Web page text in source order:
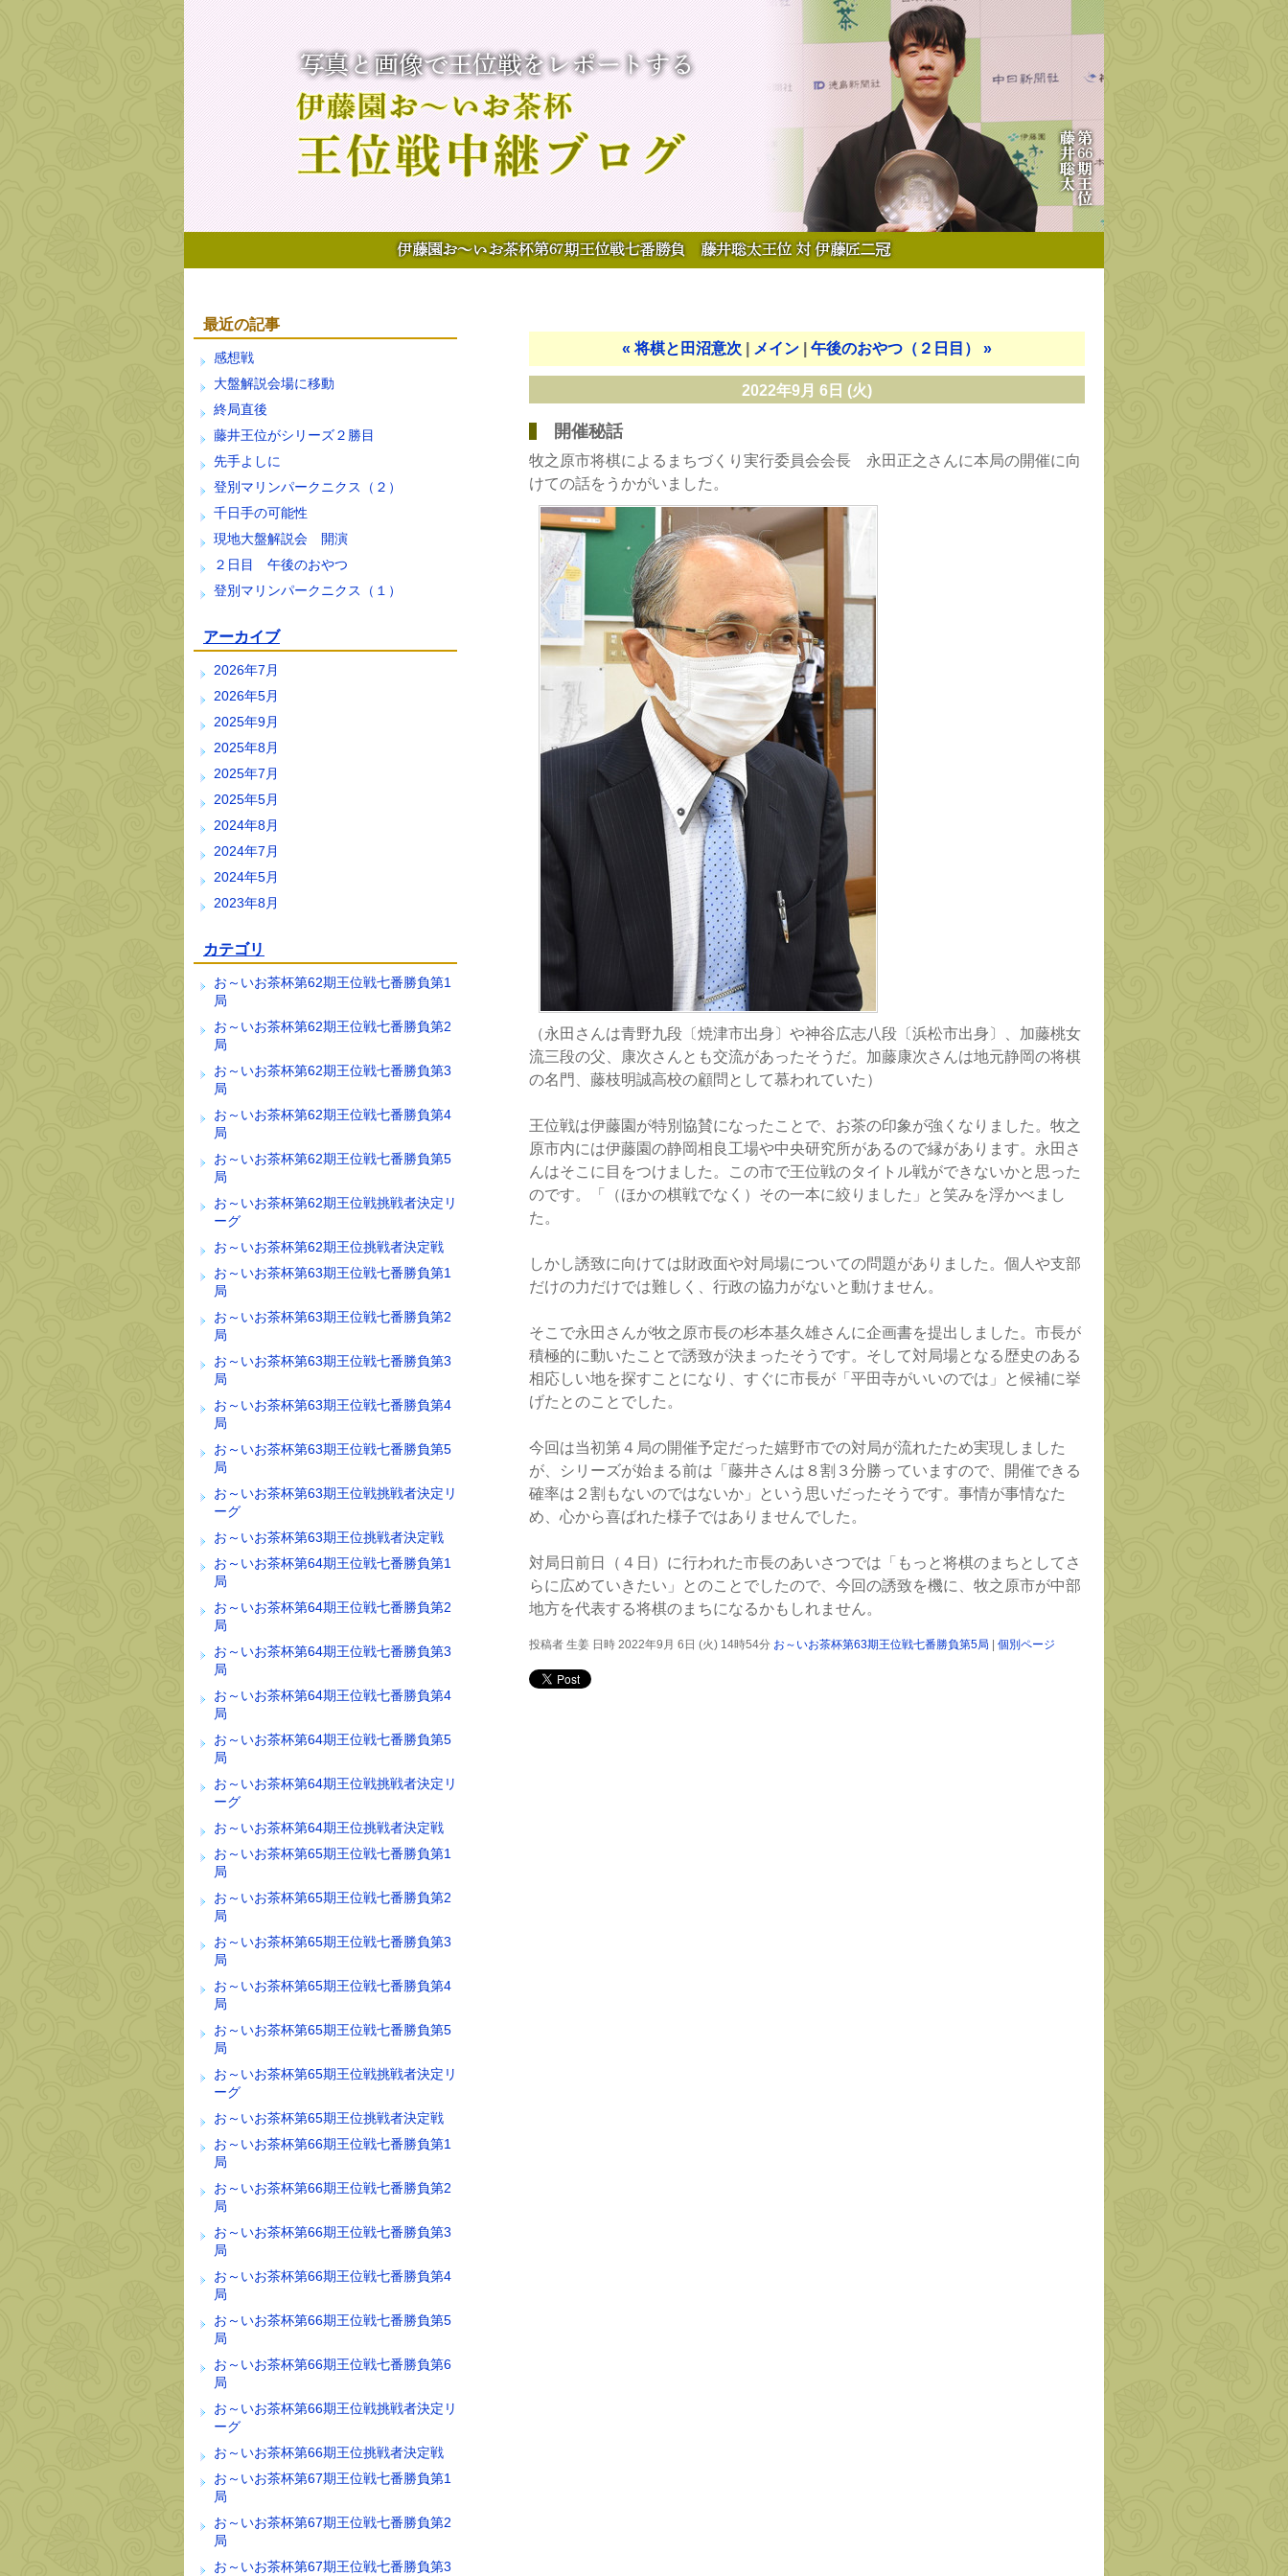
最近の記事
感想戦
大盤解説会場に移動
終局直後
藤井王位がシリーズ２勝目
先手よしに
登別マリンパークニクス（２）
千日手の可能性
現地大盤解説会 開演
２日目 午後のおやつ
登別マリンパークニクス（１）
アーカイブ
2026年7月
2026年5月
2025年9月
2025年8月
2025年7月
2025年5月
2024年8月
2024年7月
2024年5月
2023年8月
カテゴリ
お～いお茶杯第62期王位戦七番勝負第1
局
お～いお茶杯第62期王位戦七番勝負第2
局
お～いお茶杯第62期王位戦七番勝負第3
局
お～いお茶杯第62期王位戦七番勝負第4
局
お～いお茶杯第62期王位戦七番勝負第5
局
お～いお茶杯第62期王位戦挑戦者決定リ
ーグ
お～いお茶杯第62期王位挑戦者決定戦
お～いお茶杯第63期王位戦七番勝負第1
局
お～いお茶杯第63期王位戦七番勝負第2
局
お～いお茶杯第63期王位戦七番勝負第3
局
お～いお茶杯第63期王位戦七番勝負第4
局
お～いお茶杯第63期王位戦七番勝負第5
局
お～いお茶杯第63期王位戦挑戦者決定リ
ーグ
お～いお茶杯第63期王位挑戦者決定戦
お～いお茶杯第64期王位戦七番勝負第1
局
お～いお茶杯第64期王位戦七番勝負第2
局
お～いお茶杯第64期王位戦七番勝負第3
局
お～いお茶杯第64期王位戦七番勝負第4
局
お～いお茶杯第64期王位戦七番勝負第5
局
お～いお茶杯第64期王位戦挑戦者決定リ
ーグ
お～いお茶杯第64期王位挑戦者決定戦
お～いお茶杯第65期王位戦七番勝負第1
局
お～いお茶杯第65期王位戦七番勝負第2
局
お～いお茶杯第65期王位戦七番勝負第3
局
お～いお茶杯第65期王位戦七番勝負第4
局
お～いお茶杯第65期王位戦七番勝負第5
局
お～いお茶杯第65期王位戦挑戦者決定リ
ーグ
お～いお茶杯第65期王位挑戦者決定戦
お～いお茶杯第66期王位戦七番勝負第1
局
お～いお茶杯第66期王位戦七番勝負第2
局
お～いお茶杯第66期王位戦七番勝負第3
局
お～いお茶杯第66期王位戦七番勝負第4
局
お～いお茶杯第66期王位戦七番勝負第5
局
お～いお茶杯第66期王位戦七番勝負第6
局
お～いお茶杯第66期王位戦挑戦者決定リ
ーグ
お～いお茶杯第66期王位挑戦者決定戦
お～いお茶杯第67期王位戦七番勝負第1
局
お～いお茶杯第67期王位戦七番勝負第2
局
お～いお茶杯第67期王位戦七番勝負第3
« 将棋と田沼意次 メイン 午後のおやつ（２日目） »
2022年9月 6日 (火)
開催秘話
牧之原市将棋によるまちづくり実行委員会会長 永田正之さんに本局の開催に向
けての話をうかがいました。
（永田さんは青野九段〔焼津市出身〕や神谷広志八段〔浜松市出身〕、加藤桃女
流三段の父、康次さんとも交流があったそうだ。加藤康次さんは地元静岡の将棋
の名門、藤枝明誠高校の顧問として慕われていた）
王位戦は伊藤園が特別協賛になったことで、お茶の印象が強くなりました。牧之
原市内には伊藤園の静岡相良工場や中央研究所があるので縁があります。永田さ
んはそこに目をつけました。この市で王位戦のタイトル戦ができないかと思った
のです。「（ほかの棋戦でなく）その一本に絞りました」と笑みを浮かべまし
た。
しかし誘致に向けては財政面や対局場についての問題がありました。個人や支部
だけの力だけでは難しく、行政の協力がないと動けません。
そこで永田さんが牧之原市長の杉本基久雄さんに企画書を提出しました。市長が
積極的に動いたことで誘致が決まったそうです。そして対局場となる歴史のある
相応しい地を探すことになり、すぐに市長が「平田寺がいいのでは」と候補に挙
げたとのことでした。
今回は当初第４局の開催予定だった嬉野市での対局が流れたため実現しました
が、シリーズが始まる前は「藤井さんは８割３分勝っていますので、開催できる
確率は２割もないのではないか」という思いだったそうです。事情が事情なた
め、心から喜ばれた様子ではありませんでした。
対局日前日（４日）に行われた市長のあいさつでは「もっと将棋のまちとしてさ
らに広めていきたい」とのことでしたので、今回の誘致を機に、牧之原市が中部
地方を代表する将棋のまちになるかもしれません。
投稿者 生姜 日時 2022年9月 6日 (火) 14時54分 お～いお茶杯第63期王位戦七番勝負第5局 個別ページ